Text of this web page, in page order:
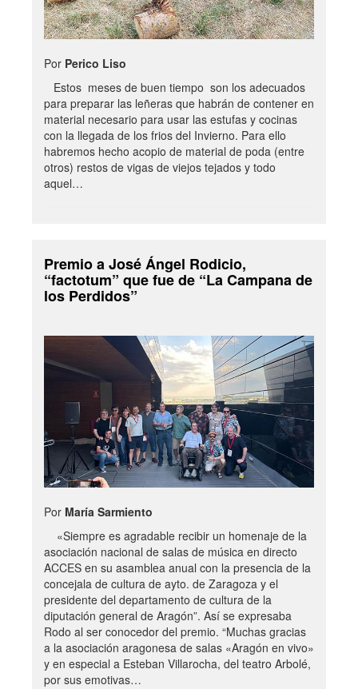
Por Perico Liso
Estos meses de buen tiempo son los adecuados
para preparar las leñeras que habrán de contener en
material necesario para usar las estufas y cocinas
con la llegada de los frios del Invierno. Para ello
habremos hecho acopio de material de poda (entre
otros) restos de vigas de viejos tejados y todo
aquel…
Premio a José Ángel Rodicio,
“factotum” que fue de “La Campana de
los Perdidos”
Por María Sarmiento
«Siempre es agradable recibir un homenaje de la
asociación nacional de salas de música en directo
ACCES en su asamblea anual con la presencia de la
concejala de cultura de ayto. de Zaragoza y el
presidente del departamento de cultura de la
diputación general de Aragón”. Así se expresaba
Rodo al ser conocedor del premio. “Muchas gracias
a la asociación aragonesa de salas «Aragón en vivo»
y en especial a Esteban Villarocha, del teatro Arbolé,
por sus emotivas…